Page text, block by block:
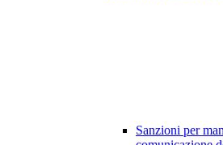
Sanzioni per